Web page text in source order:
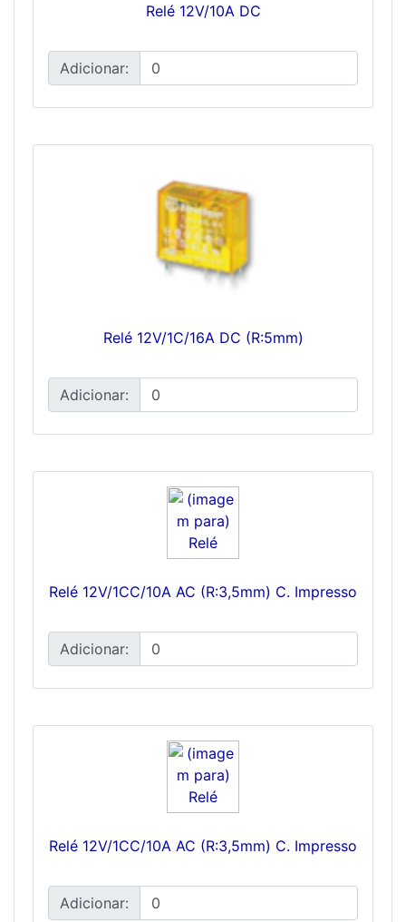
Relé 12V/10A DC
Adicionar:
Relé 12V/1C/16A DC (R:5mm)
Adicionar:
Relé 12V/1CC/10A AC (R:3,5mm) C. Impresso
Adicionar:
Relé 12V/1CC/10A AC (R:3,5mm) C. Impresso
Adicionar: